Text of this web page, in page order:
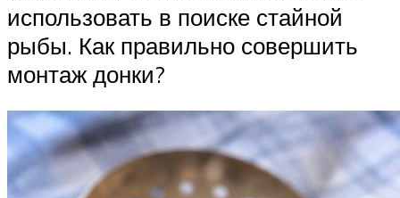
использовать в поиске стайной
рыбы. Как правильно совершить
монтаж донки?